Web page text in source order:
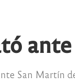
San Martín